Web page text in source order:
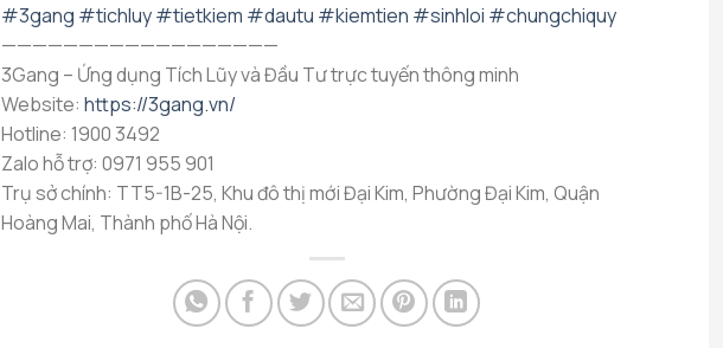
#3gang #tichluy#tietkiem #dautu #kiemtien #sinhloi #chungchiquy
——————————————————
3Gang – Ứng dụng Tích Lũy và Đầu Tư trực tuyến thông minh
Website: https://3gang.vn/
Hotline: 1900 3492
Zalo hỗ trợ: 0971 955 901
Trụ sở chính: TT5-1B-25, Khu đô thị mới Đại Kim, Phường Đại Kim, Quận
Hoàng Mai, Thành phố Hà Nội.